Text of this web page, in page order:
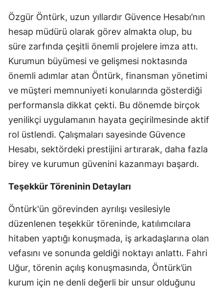
Gümüşhane
Hakkari
Hatay
Isparta
Mersin
İstanbul
Kars
Kırklareli
Kırşehir
Kocaeli
Konya
Özgür Öntürk, uzun yıllardır Güvence Hesabı’nın
hesap müdürü olarak görev almakta olup, bu
süre zarfında çeşitli önemli projelere imza attı.
Kurumun büyümesi ve gelişmesi noktasında
önemli adımlar atan Öntürk, finansman yönetimi
ve müşteri memnuniyeti konularında gösterdiği
performansla dikkat çekti. Bu dönemde birçok
yenilikçi uygulamanın hayata geçirilmesinde aktif
rol üstlendi. Çalışmaları sayesinde Güvence
Hesabı, sektördeki prestijini artırarak, daha fazla
birey ve kurumun güvenini kazanmayı başardı.
Teşekkür Töreninin Detayları
Öntürk'ün görevinden ayrılışı vesilesiyle
düzenlenen teşekkür töreninde, katılımcılara
hitaben yaptığı konuşmada, iş arkadaşlarına olan
vefasını ve sonunda geldiği noktayı anlattı. Fahri
Uğur, törenin açılış konuşmasında, Öntürk’ün
kurum için ne denli değerli bir unsur olduğunu